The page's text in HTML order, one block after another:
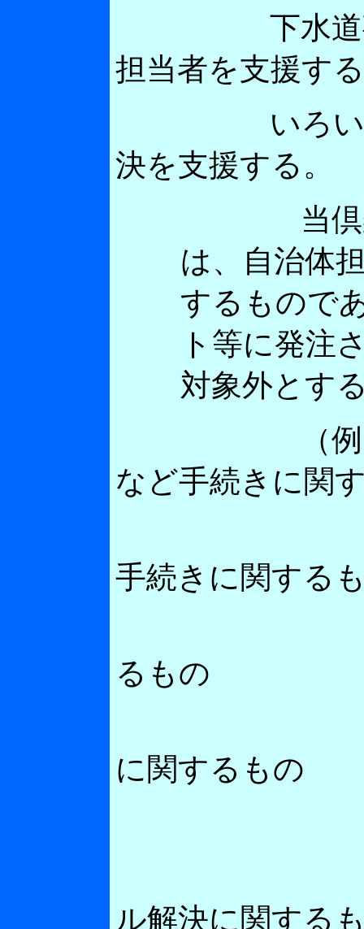
下水道事業
担当者を支援す
いろいろな
決を支援する。
当倶楽部
は、自治体
するもので
ト等に発注
対象外とす
（例）都市
など手続きに関
手続きに関する
るもの
に関するもの
ル解決に関する